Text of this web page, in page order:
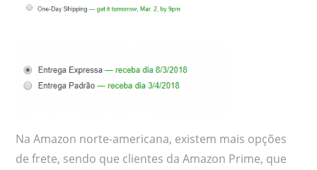
Na Amazon norte-americana, existem mais opções
de frete, sendo que clientes da Amazon Prime, que